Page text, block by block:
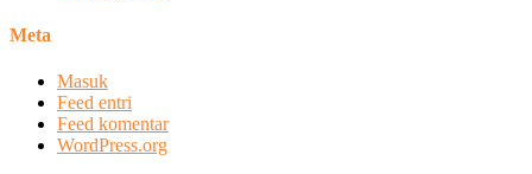
Meta
Masuk
Feed entri
Feed komentar
WordPress.org